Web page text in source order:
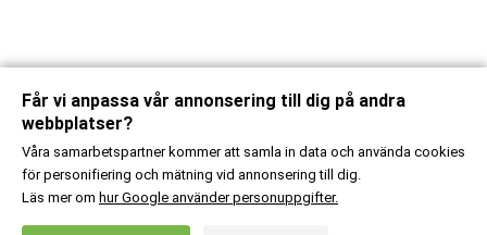
X
Får vi anpassa vår annonsering till dig på andra
webbplatser?
Våra samarbetspartner kommer att samla in data och använda cookies
för personifiering och mätning vid annonsering till dig.
Läs mer om hur Google använder personuppgifter.